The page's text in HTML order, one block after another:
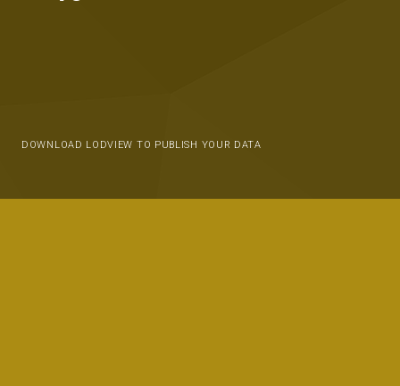
DOWNLOAD LODVIEW TO PUBLISH YOUR DATA